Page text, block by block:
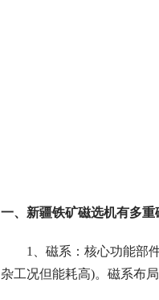
一、新疆铁矿磁选机有多
1、磁系：核心功能部
杂工况但能耗高)。磁系布